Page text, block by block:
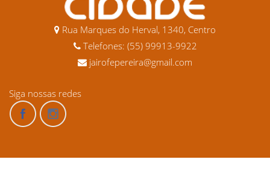
Rua Marques do Herval, 1340, Centro
Telefones: (55) 99913-9922
jairofepereira@gmail.com
Siga nossas redes